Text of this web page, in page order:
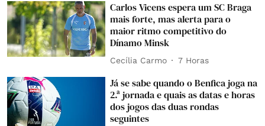
Carlos Vicens espera um SC Braga
mais forte, mas alerta para o
maior ritmo competitivo do
Dínamo Minsk
Cecília Carmo 7 Horas
Já se sabe quando o Benfica joga na
2.ª jornada e quais as datas e horas
dos jogos das duas rondas
seguintes